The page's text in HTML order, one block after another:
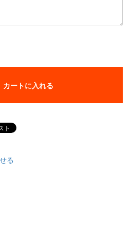
カートに入れる
る